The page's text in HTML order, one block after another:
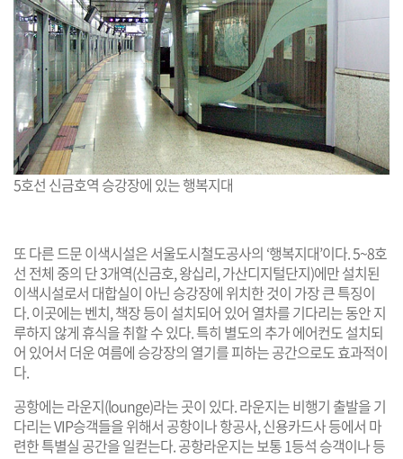
5호선 신금호역 승강장에 있는 행복지대
또 다른 드문 이색시설은 서울도시철도공사의 ‘행복지대’이다. 5~8호
선 전체 중의 단 3개역(신금호, 왕십리, 가산디지털단지)에만 설치된
이색시설로서 대합실이 아닌 승강장에 위치한 것이 가장 큰 특징이
다. 이곳에는 벤치, 책장 등이 설치되어 있어 열차를 기다리는 동안 지
루하지 않게 휴식을 취할 수 있다. 특히 별도의 추가 에어컨도 설치되
어 있어서 더운 여름에 승강장의 열기를 피하는 공간으로도 효과적이
다.
공항에는 라운지(lounge)라는 곳이 있다. 라운지는 비행기 출발을 기
다리는 VIP승객들을 위해서 공항이나 항공사, 신용카드사 등에서 마
련한 특별실 공간을 일컫는다. 공항라운지는 보통 1등석 승객이나 등